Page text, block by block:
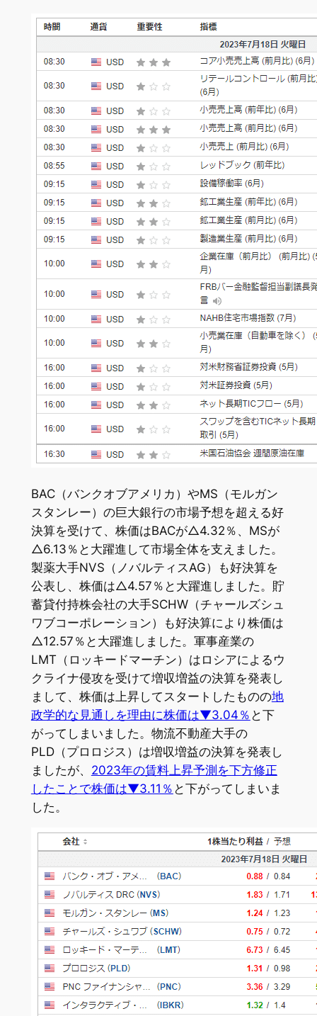
BAC（バンクオブアメリカ）やMS（モルガン
スタンレー）の巨大銀行の市場予想を超える好
決算を受けて、株価はBACが△4.32％、MSが
△6.13％と大躍進して市場全体を支えました。
製薬大手NVS（ノバルティスAG）も好決算を
公表し、株価は△4.57％と大躍進しました。貯
蓄貸付持株会社の大手SCHW（チャールズシュ
ワブコーポレーション）も好決算により株価は
△12.57％と大躍進しました。軍事産業の
LMT（ロッキードマーチン）はロシアによるウ
クライナ侵攻を受けて増収増益の決算を発表し
まして、株価は上昇してスタートしたものの地
政学的な見通しを理由に株価は▼3.04％ と下
がってしまいました。物流不動産大手の
PLD（プロロジス）は増収増益の決算を発表し
ましたが、 2023年の賃料上昇予測を下方修正
したことで株価は▼3.11％ と下がってしまいま
した。